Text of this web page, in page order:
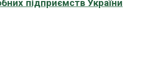
підприємств України